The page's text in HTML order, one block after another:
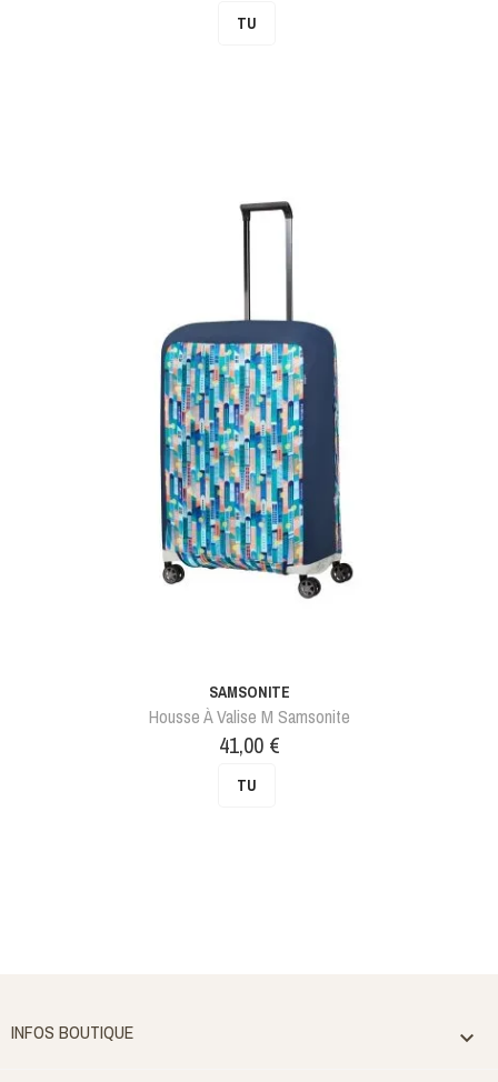
TU
SAMSONITE
Housse À Valise M Samsonite
Prix
41,00 €
TU
INFOS BOUTIQUE 